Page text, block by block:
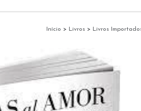
Início > Livros > Livros